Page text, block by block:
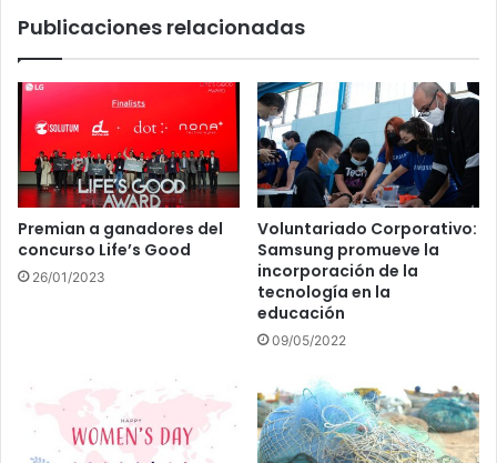
Publicaciones relacionadas
Premian a ganadores del
concurso Life’s Good
26/01/2023
Voluntariado Corporativo:
Samsung promueve la
incorporación de la
tecnología en la
educación
09/05/2022